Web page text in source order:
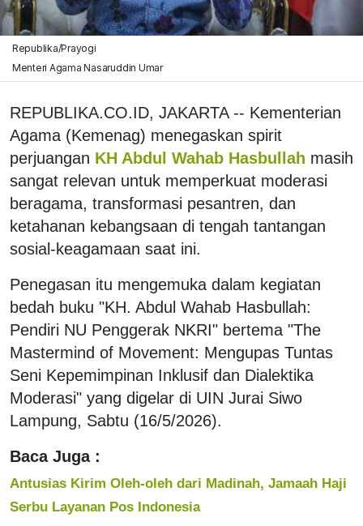
Republika/Prayogi
Menteri Agama Nasaruddin Umar
REPUBLIKA.CO.ID, JAKARTA -- Kementerian
Agama (Kemenag) menegaskan spirit
perjuangan KH Abdul Wahab Hasbullah masih
sangat relevan untuk memperkuat moderasi
beragama, transformasi pesantren, dan
ketahanan kebangsaan di tengah tantangan
sosial-keagamaan saat ini.
Penegasan itu mengemuka dalam kegiatan
bedah buku "KH. Abdul Wahab Hasbullah:
Pendiri NU Penggerak NKRI" bertema "The
Mastermind of Movement: Mengupas Tuntas
Seni Kepemimpinan Inklusif dan Dialektika
Moderasi" yang digelar di UIN Jurai Siwo
Lampung, Sabtu (16/5/2026).
Baca Juga :
Antusias Kirim Oleh-oleh dari Madinah, Jamaah Haji
Serbu Layanan Pos Indonesia